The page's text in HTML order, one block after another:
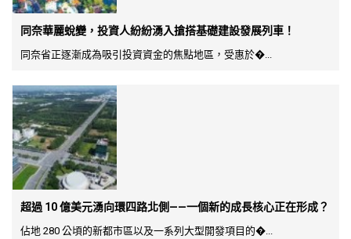
同奈華麗蛻變，投資人紛紛湧入搶搭基礎建設發展列車！
同奈省正逐漸成為吸引投資資金的焦點地區，受惠於�...
超過 10 億美元湧向環四路北側——一個新的成長核心正在形成？
佔地 280 公頃的新都市區以及一系列大型開發項目的�...